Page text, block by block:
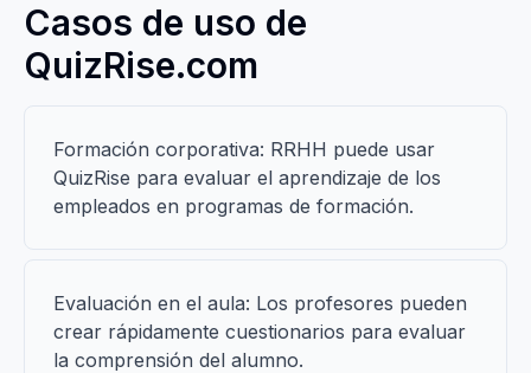
Casos de uso de
QuizRise.com
Formación corporativa: RRHH puede usar
QuizRise para evaluar el aprendizaje de los
empleados en programas de formación.
Evaluación en el aula: Los profesores pueden
crear rápidamente cuestionarios para evaluar
la comprensión del alumno.